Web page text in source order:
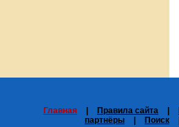
Главная Правила сайта
партнёры
Поиск